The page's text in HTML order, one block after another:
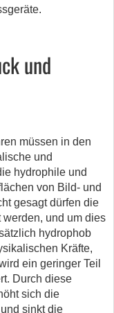
und
müssen in den
und
hydrophile und
von Bild- und
gesagt dürfen die
und um dies
hydrophob
Kräfte,
ein geringer Teil
Durch diese
sich die
sinkt die